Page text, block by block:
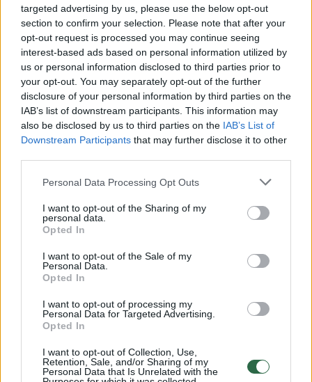
targeted advertising by us, please use the below opt-out
section to confirm your selection. Please note that after your
opt-out request is processed you may continue seeing
interest-based ads based on personal information utilized by
us or personal information disclosed to third parties prior to
your opt-out. You may separately opt-out of the further
disclosure of your personal information by third parties on the
IAB’s list of downstream participants. This information may
also be disclosed by us to third parties on the IAB’s List of
Downstream Participants that may further disclose it to other
Personal Data Processing Opt Outs
I want to opt-out of the Sharing of my
personal data.
Opted In
I want to opt-out of the Sale of my
Personal Data.
Opted In
I want to opt-out of processing my
Personal Data for Targeted Advertising.
Opted In
I want to opt-out of Collection, Use,
Retention, Sale, and/or Sharing of my
Personal Data that Is Unrelated with the
Visi įrašai
Žiūrimiausi įrašai
00:00:30
Vaizdai iš tragiškos avarijos Vilniaus r.: dviejų moterų ir
vaiko gyvybių išgelbėti nepavyko
Žinios | Lietuvos diena
Savaitės vidurys nusimato karštas: temperatūra kils iki
Žinios | Orai
00:15:54
V. Zalužno pasisakymą laiko bandymu įsitvirtinti
Ukrainos politikoje: jis yra neteisus
Laidos | Nauja diena